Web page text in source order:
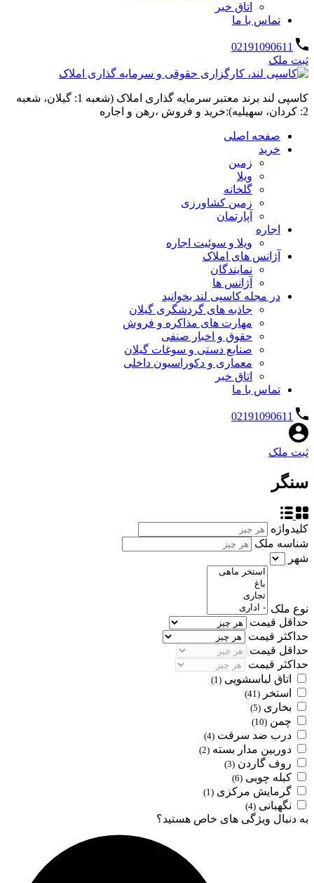
اتاق خبر
تماس با ما
02191090611
ثبت ملک
کاسپی لند برند معتبر سرمایه گذاری املاک (شعبه 1: گیلان، شعبه
2: کردان، سهیلیه):خرید و فروش ،رهن و اجاره
صفحه اصلی
خرید
زمین
ویلا
گلخانه
زمین کشاورزی
آپارتمان
اجاره
ویلا و سوئیت اجاره
آژانس های املاک
نمایندگان
آژانس ها
در مجله کاسپی لند بخوانید
جاذبه های گردشگری گیلان
مهارت های مذاکره و فروش
حقوق و اخبار صنفی
صنایع دستی و سوغات گیلان
معماری و دکوراسیون داخلی
اتاق خبر
تماس با ما
02191090611
ثبت ملک
سنگر
کلیدواژه
شناسه ملک
شهر
نوع ملک
حداقل قیمت
حداکثر قیمت
حداقل قیمت
حداکثر قیمت
اتاق لباسشویی (1)
استخر (41)
بخاری (5)
چمن (10)
درب ضد سرقت (4)
دوربین مدار بسته (2)
روف گاردن (3)
کبله چوبی (6)
گرمایش مرکزی (1)
نگهبانی (4)
به دنبال ویژگی های خاص هستید؟